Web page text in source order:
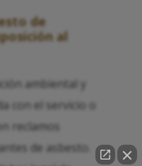
de
al
ambiental y
con el servicio o
reclamos
de asbesto.